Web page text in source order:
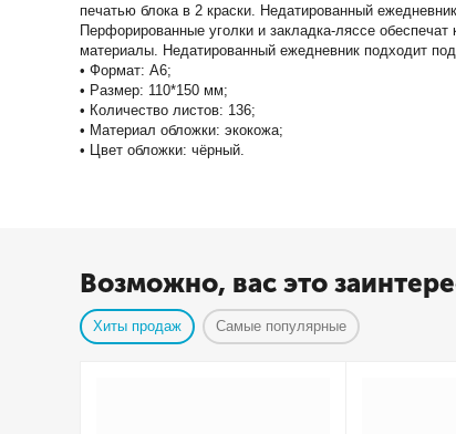
печатью блока в 2 краски. Недатированный
Перфорированные уголки и закладка-ляссе
материалы. Недатированный ежедневник подходит
• Формат: А6;
• Размер: 110*150 мм;
• Количество листов: 136;
• Материал обложки: экокожа;
• Цвет обложки: чёрный.
Возможно, вас это
Хиты продаж Самые популярные